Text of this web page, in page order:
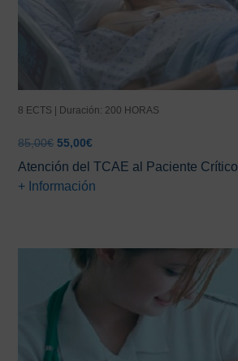
8 ECTS | Duración: 200 HORAS
85,00€ El
precio
original
era:
55,00€El
precio
actual
es:
Atención del TCAE al Paciente Crítico
+ Información